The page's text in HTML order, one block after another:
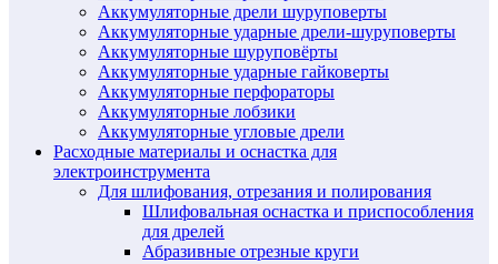
Аккумуляторные дрели шуруповерты
Аккумуляторные ударные дрели-шуруповерты
Аккумуляторные шуруповёрты
Аккумуляторные ударные гайковерты
Аккумуляторные перфораторы
Аккумуляторные лобзики
Аккумуляторные угловые дрели
Расходные материалы и оснастка для
электроинструмента
Для шлифования, отрезания и полирования
Шлифовальная оснастка и приспособления
для дрелей
Абразивные отрезные круги